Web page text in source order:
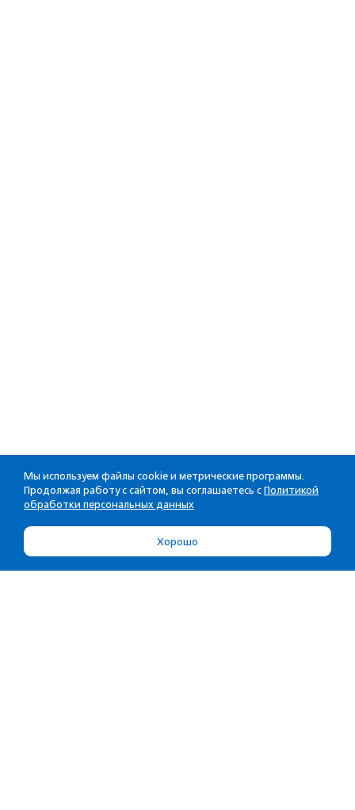
Мы используем файлы cookie и метрические программы.
Продолжая работу с сайтом, вы соглашаетесь с Политикой
обработки персональных данных
Хорошо